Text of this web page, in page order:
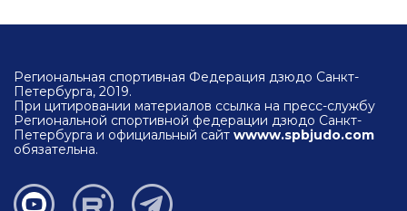
Региональная спортивная Федерация дзюдо Санкт-
Петербурга, 2019.
При цитировании материалов ссылка на пресс-службу
Региональной спортивной федерации дзюдо Санкт-
Петербурга и официальный сайт wwww.spbjudo.com
обязательна.